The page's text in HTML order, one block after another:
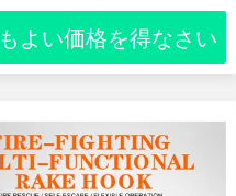
き 消防安全管理
よい価格を得なさい